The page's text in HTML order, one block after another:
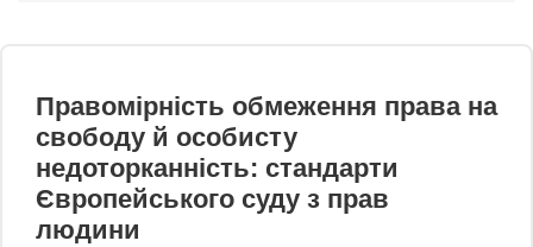
Правомірність обмеження права на
свободу й особисту
недоторканність: стандарти
Європейського суду з прав
людини